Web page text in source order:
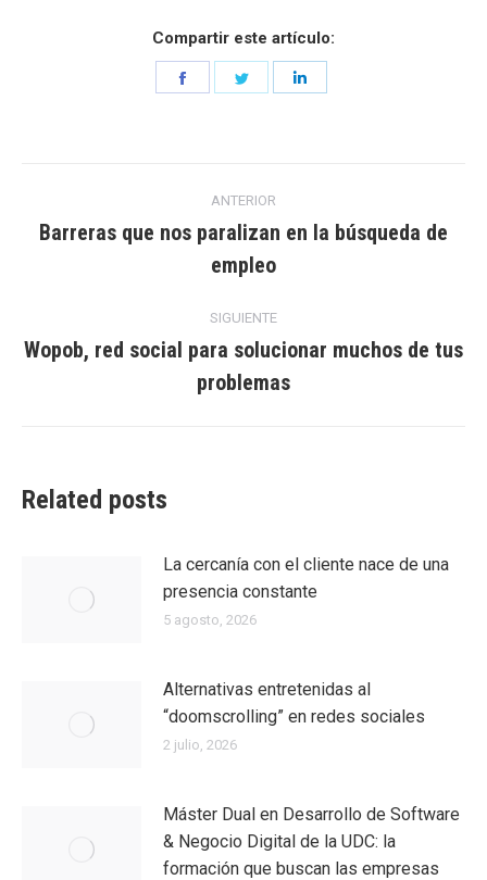
Compartir este artículo:
Share
entre
ANTERIOR
anterior:
Barreras que nos paralizan en la búsqueda de
empleo
SIGUIENTE
siguiente:
Wopob, red social para solucionar muchos de tus
problemas
Related posts
La cercanía con el cliente nace de una
presencia constante
5 agosto, 2026
Alternativas entretenidas al
“doomscrolling” en redes sociales
2 julio, 2026
Máster Dual en Desarrollo de Software
& Negocio Digital de la UDC: la
formación que buscan las empresas